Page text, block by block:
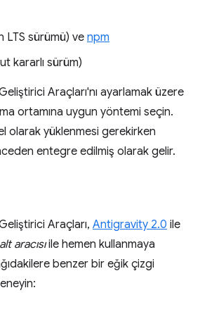
LTS sürümü) ve npm
kararlı sürüm)
Araçları'nı ayarlamak üzere
ortamına uygun yöntemi seçin.
olarak yüklenmesi gerekirken
entegre edilmiş olarak gelir.
Araçları, Antigravity 2.0 ile
aracısıile hemen kullanmaya
benzer bir eğik çizgi